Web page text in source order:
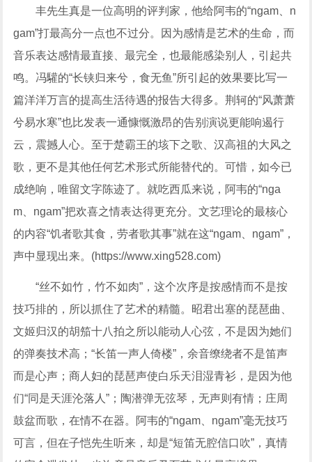
丰先生真是一位高明的评判家，他给阿韦的“ngam、n
gam”打最高分一点也不过分。因为感情是艺术的生命，而
音乐表达感情最直接、最完全，也最能感染别人，引起共
鸣。冯驩的“长铗归来兮，食无鱼”所引起的效果要比写一
篇洋洋万言的提高生活待遇的报告大得多。荆轲的“风萧萧
兮易水寒”也比发表一通慷慨激昂的告别演说更能响遏行
云，震撼人心。至于楚霸王的垓下之歌、汉高祖的大风之
歌，更不是其他任何艺术形式所能替代的。可惜，如今已
成绝响，唯留文字陈迹了。就吃西瓜来说，阿韦的“nga
m、ngam”把欢喜之情表达得更充分。文艺理论的最核心
的内容“饥者歌其食，劳者歌其事”就在这“ngam、ngam”，
声中显现出来。(https://www.xing528.com)
“丝不如竹，竹不如肉”，这个次序是按感情而不是按
技巧排的，所以抓住了艺术的精髓。昭君出塞的琵琶曲、
文姬归汉的胡笳十八拍之所以能动人心弦，不是因为她们
的弹奏技术高；“长笛一声人倚楼”，余音缭绕者不是笛声
而是心声；商人妇的琵琶声使白乐天泪湿青衫，是因为他
们“同是天涯沦落人”；陶潜弹无弦琴，无声则有情；庄周
鼓盆而歌，在情不在器。阿韦的“ngam、ngam”毫无技巧
可言，但在子恺先生听来，却是“短笛无腔信口吹”，真情